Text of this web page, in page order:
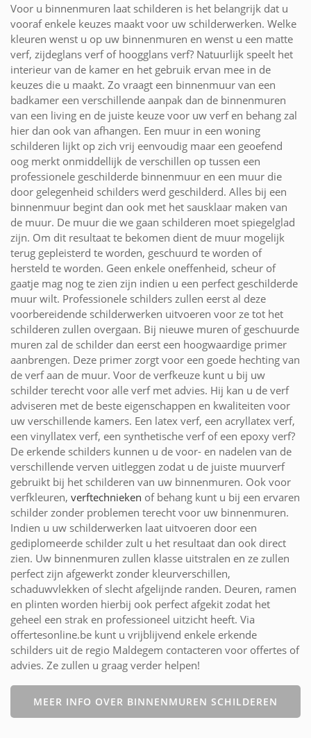
Voor u binnenmuren laat schilderen is het belangrijk dat u
vooraf enkele keuzes maakt voor uw schilderwerken. Welke
kleuren wenst u op uw binnenmuren en wenst u een matte
verf, zijdeglans verf of hoogglans verf? Natuurlijk speelt het
interieur van de kamer en het gebruik ervan mee in de
keuzes die u maakt. Zo vraagt een binnenmuur van een
badkamer een verschillende aanpak dan de binnenmuren
van een living en de juiste keuze voor uw verf en behang zal
hier dan ook van afhangen. Een muur in een woning
schilderen lijkt op zich vrij eenvoudig maar een geoefend
oog merkt onmiddellijk de verschillen op tussen een
professionele geschilderde binnenmuur en een muur die
door gelegenheid schilders werd geschilderd. Alles bij een
binnenmuur begint dan ook met het sausklaar maken van
de muur. De muur die we gaan schilderen moet spiegelglad
zijn. Om dit resultaat te bekomen dient de muur mogelijk
terug gepleisterd te worden, geschuurd te worden of
hersteld te worden. Geen enkele oneffenheid, scheur of
gaatje mag nog te zien zijn indien u een perfect geschilderde
muur wilt. Professionele schilders zullen eerst al deze
voorbereidende schilderwerken uitvoeren voor ze tot het
schilderen zullen overgaan. Bij nieuwe muren of geschuurde
muren zal de schilder dan eerst een hoogwaardige primer
aanbrengen. Deze primer zorgt voor een goede hechting van
de verf aan de muur. Voor de verfkeuze kunt u bij uw
schilder terecht voor alle verf met advies. Hij kan u de verf
adviseren met de beste eigenschappen en kwaliteiten voor
uw verschillende kamers. Een latex verf, een acryllatex verf,
een vinyllatex verf, een synthetische verf of een epoxy verf?
De erkende schilders kunnen u de voor- en nadelen van de
verschillende verven uitleggen zodat u de juiste muurverf
gebruikt bij het schilderen van uw binnenmuren. Ook voor
verfkleuren, verftechnieken of behang kunt u bij een ervaren
schilder zonder problemen terecht voor uw binnenmuren.
Indien u uw schilderwerken laat uitvoeren door een
gediplomeerde schilder zult u het resultaat dan ook direct
zien. Uw binnenmuren zullen klasse uitstralen en ze zullen
perfect zijn afgewerkt zonder kleurverschillen,
schaduwvlekken of slecht afgelijnde randen. Deuren, ramen
en plinten worden hierbij ook perfect afgekit zodat het
geheel een strak en professioneel uitzicht heeft. Via
offertesonline.be kunt u vrijblijvend enkele erkende
schilders uit de regio Maldegem contacteren voor offertes of
advies. Ze zullen u graag verder helpen!
MEER INFO OVER BINNENMUREN SCHILDEREN